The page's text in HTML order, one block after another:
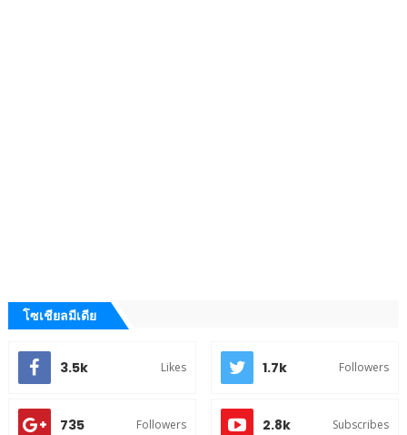
โซเชียลมีเดีย
3.5k Likes 1.7k Followers
735 Followers 2.8k Subscribes